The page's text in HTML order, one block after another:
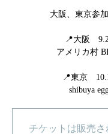
大阪、東京参
📍大阪
アメリカ村
📍東京
shibuya
チケットは販売